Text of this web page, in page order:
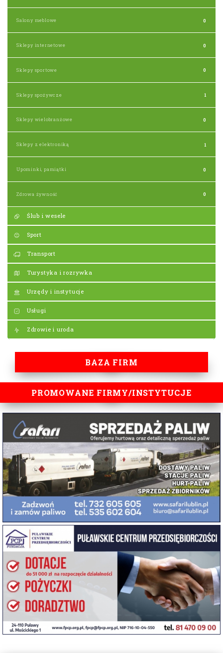
Salony meblowe 0
Sklepy internetowe 0
Sklepy sportowe 0
Sklepy spożywcze 1
Sklepy wielobranżowe 0
Sklepy z elektroniką 1
Upominki, pamiątki 0
Zdrowa żywność 0
Ślub i wesele
Sport
Transport
Turystyka i rozrywka
Urzędy i instytucje
Usługi
Zdrowie i uroda
BAZA FIRM
PROMOWANE FIRMY/INSTYTUCJE